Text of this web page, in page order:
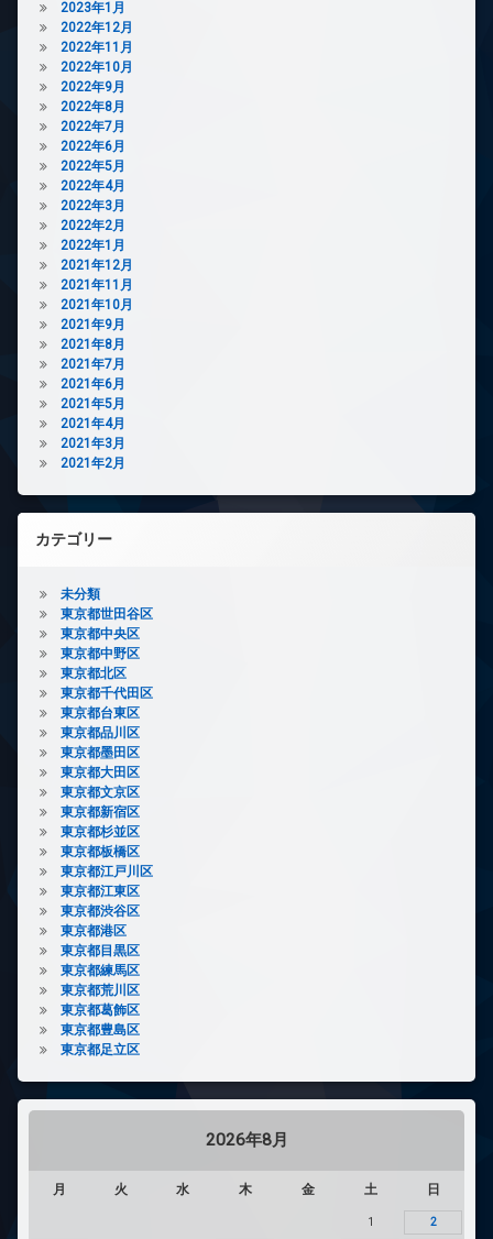
2023年1月
2022年12月
2022年11月
2022年10月
2022年9月
2022年8月
2022年7月
2022年6月
2022年5月
2022年4月
2022年3月
2022年2月
2022年1月
2021年12月
2021年11月
2021年10月
2021年9月
2021年8月
2021年7月
2021年6月
2021年5月
2021年4月
2021年3月
2021年2月
カテゴリー
未分類
東京都世田谷区
東京都中央区
東京都中野区
東京都北区
東京都千代田区
東京都台東区
東京都品川区
東京都墨田区
東京都大田区
東京都文京区
東京都新宿区
東京都杉並区
東京都板橋区
東京都江戸川区
東京都江東区
東京都渋谷区
東京都港区
東京都目黒区
東京都練馬区
東京都荒川区
東京都葛飾区
東京都豊島区
東京都足立区
2026年8月
月 火 水 木 金 土 日
1 2